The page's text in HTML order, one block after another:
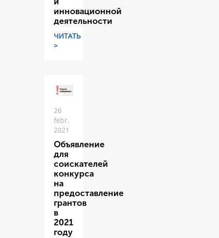
инновационной
деятельности
ЧИТАТЬ
>
26
febr.
2021
Объявление
для
соискателей
конкурса
на
предоставление
грантов
в
2021
году